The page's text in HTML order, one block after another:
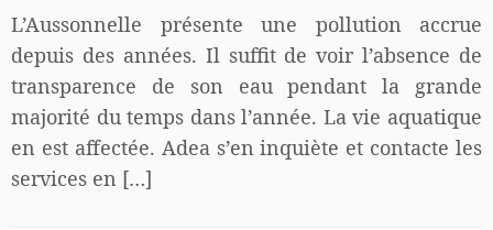
L’Aussonnelle présente une pollution accrue
depuis des années. Il suffit de voir l’absence de
transparence de son eau pendant la grande
majorité du temps dans l’année. La vie aquatique
en est affectée. Adea s’en inquiète et contacte les
services en […]